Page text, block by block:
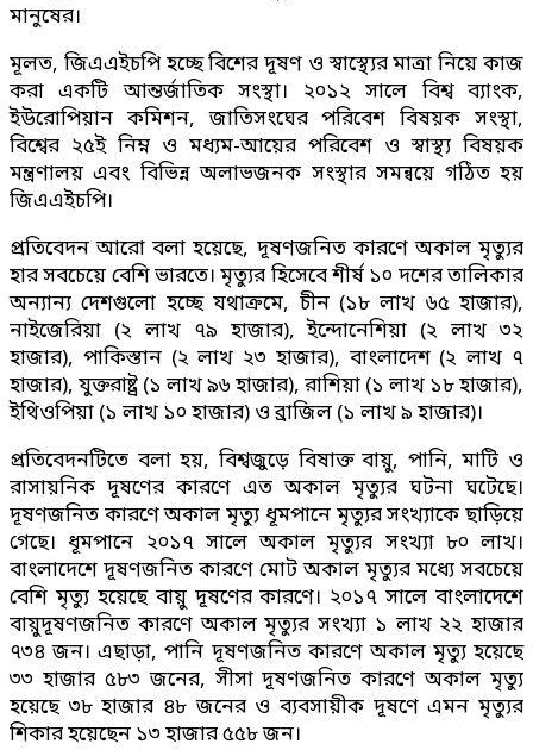
মানুষের।
মূলত, জিএএইচপি হচ্ছে বিশের দূষণ ও স্বাস্থ্যের মাত্রা নিয়ে কাজ
করা একটি আন্তর্জাতিক সংস্থা। ২০১২ সালে বিশ্ব ব্যাংক,
ইউরোপিয়ান কমিশন, জাতিসংঘের পরিবেশ বিষয়ক সংস্থা,
বিশ্বের ২৫ই নিম্ন ও মধ্যম-আয়ের পরিবেশ ও স্বাস্থ্য বিষয়ক
মন্ত্রণালয় এবং বিভিন্ন অলাভজনক সংস্থার সমন্বয়ে গঠিত হয়
জিএএইচপি।
প্রতিবেদন আরো বলা হয়েছে, দূষণজনিত কারণে অকাল মৃত্যুর
হার সবচেয়ে বেশি ভারতে। মৃত্যুর হিসেবে শীর্ষ ১০ দশের তালিকার
অন্যান্য দেশগুলো হচ্ছে যথাক্রমে, চীন (১৮ লাখ ৬৫ হাজার),
নাইজেরিয়া (২ লাখ ৭৯ হাজার), ইন্দোনেশিয়া (২ লাখ ৩২
হাজার), পাকিস্তান (২ লাখ ২৩ হাজার), বাংলাদেশ (২ লাখ ৭
হাজার), যুক্তরাষ্ট্র (১ লাখ ৯৬ হাজার), রাশিয়া (১ লাখ ১৮ হাজার),
ইথিওপিয়া (১ লাখ ১০ হাজার) ও ব্রাজিল (১ লাখ ৯ হাজার)।
প্রতিবেদনটিতে বলা হয়, বিশ্বজুড়ে বিষাক্ত বায়ু, পানি, মাটি ও
রাসায়নিক দূষণের কারণে এত অকাল মৃত্যুর ঘটনা ঘটেছে।
দূষণজনিত কারণে অকাল মৃত্যু ধূমপানে মৃত্যুর সংখ্যাকে ছাড়িয়ে
গেছে। ধূমপানে ২০১৭ সালে অকাল মৃত্যুর সংখ্যা ৮০ লাখ।
বাংলাদেশে দূষণজনিত কারণে মোট অকাল মৃত্যুর মধ্যে সবচেয়ে
বেশি মৃত্যু হয়েছে বায়ু দূষণের কারণে। ২০১৭ সালে বাংলাদেশে
বায়ুদূষণজনিত কারণে অকাল মৃত্যুর সংখ্যা ১ লাখ ২২ হাজার
৭৩৪ জন। এছাড়া, পানি দূষণজনিত কারণে অকাল মৃত্যু হয়েছে
৩৩ হাজার ৫৮৩ জনের, সীসা দূষণজনিত কারণে অকাল মৃত্যু
হয়েছে ৩৮ হাজার ৪৮ জনের ও ব্যবসায়ীক দূষণে এমন মৃত্যুর
শিকার হয়েছেন ১৩ হাজার ৫৫৮ জন।